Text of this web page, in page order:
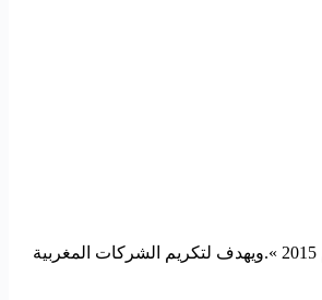
في حفل نظمه المعهد الأمريكي « best compani »، بشراكة مع الشركة ليكوم تحت رعاية وزارة التشغيل والشؤون الاجتماعية، حول: « أفضل المشغلين بالمغرب لعام 2015 ».ويهدف لتكريم الشركات المغربية